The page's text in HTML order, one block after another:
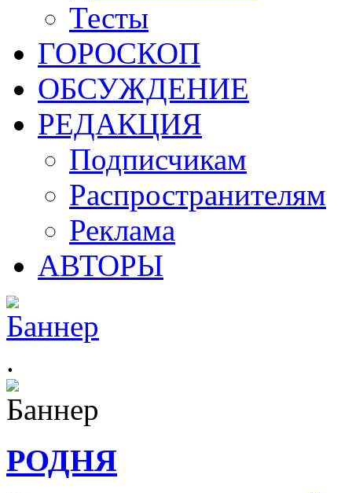
Тесты
ГОРОСКОП
ОБСУЖДЕНИЕ
РЕДАКЦИЯ
Подписчикам
Распространителям
Реклама
АВТОРЫ
.
РОДНЯ